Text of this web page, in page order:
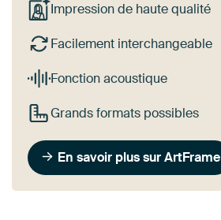
Impression de haute qualité
Facilement interchangeable
Fonction acoustique
Grands formats possibles
En savoir plus sur ArtFrame